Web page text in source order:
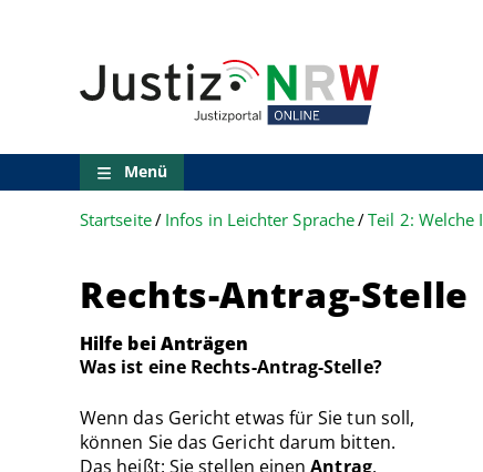
technischen
Suche
Entscheidungssuche
Inhalt
Links
einzelnen
Menü
Startseite Infos in Leichter Sprache
Rechts-Antrag-Stelle
Hilfe bei Anträgen
Was ist eine Rechts-Antrag-Stelle?
Wenn das Gericht etwas für Sie tun soll,
können Sie das Gericht darum bitten.
Das heißt: Sie stellen einenAntrag.